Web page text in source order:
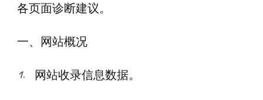
各页面诊断建议。
一、网站概况
网站收录信息数据。